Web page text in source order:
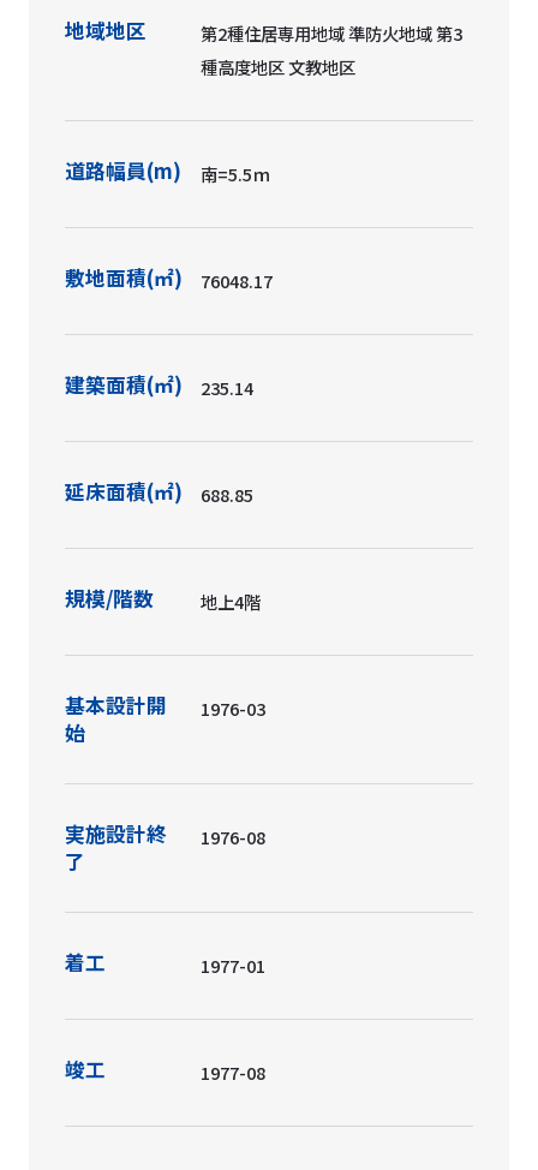
地域地区
第2種住居専用地域 準防火地域 第3
種高度地区 文教地区
道路幅員(m) 南=5.5ｍ
敷地面積(㎡) 76048.17
建築面積(㎡) 235.14
延床面積(㎡) 688.85
規模/階数 地上4階
基本設計開
始
1976-03
実施設計終
了
1976-08
着工 1977-01
竣工 1977-08